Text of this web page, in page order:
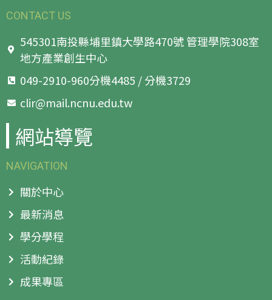
CONTACT US
545301南投縣埔里鎮大學路470號 管理學院308室
地方產業創生中心
049-2910-960分機4485 / 分機3729
clir@mail.ncnu.edu.tw
網站導覽
NAVIGATION
關於中心
最新消息
學分學程
活動紀錄
成果專區